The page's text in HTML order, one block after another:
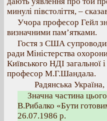
минулі півстоліття, –
Учора професор Гейл
визначними пам’ятками.
Гостя з США
ради Міністерства
Київського НДІ загальної
професор М.Г.Шандала.
Радянська
Значна частина
В.Рибалко «Бути
26.07.1986 р.